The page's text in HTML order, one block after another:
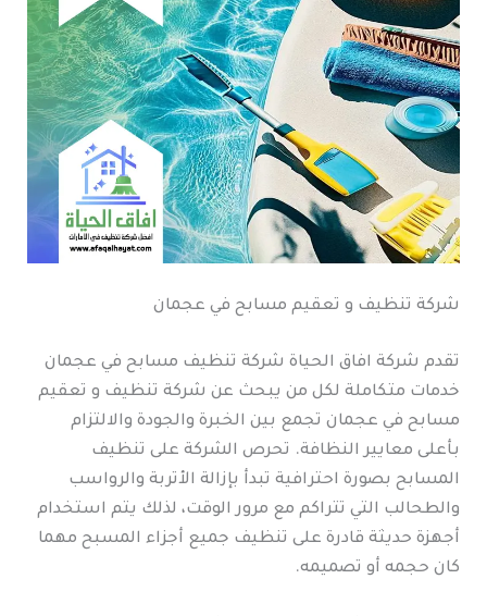
شركة تنظيف و تعقيم مسابح في عجمان
تقدم شركة افاق الحياة شركة تنظيف مسابح في عجمان
خدمات متكاملة لكل من يبحث عن شركة تنظيف و تعقيم
مسابح في عجمان تجمع بين الخبرة والجودة والالتزام
بأعلى معايير النظافة. تحرص الشركة على تنظيف
المسابح بصورة احترافية تبدأ بإزالة الأتربة والرواسب
والطحالب التي تتراكم مع مرور الوقت، لذلك يتم استخدام
أجهزة حديثة قادرة على تنظيف جميع أجزاء المسبح مهما
كان حجمه أو تصميمه.